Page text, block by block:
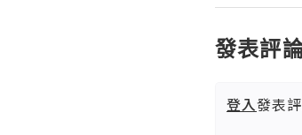
發表評
登入發表